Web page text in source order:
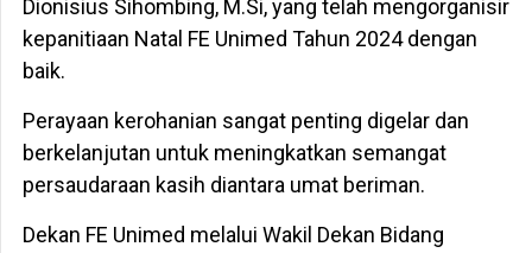
Dionisius Sihombing, M.Si, yang telah mengorganisir
kepanitiaan Natal FE Unimed Tahun 2024 dengan
baik.
Perayaan kerohanian sangat penting digelar dan
berkelanjutan untuk meningkatkan semangat
persaudaraan kasih diantara umat beriman.
Dekan FE Unimed melalui Wakil Dekan Bidang